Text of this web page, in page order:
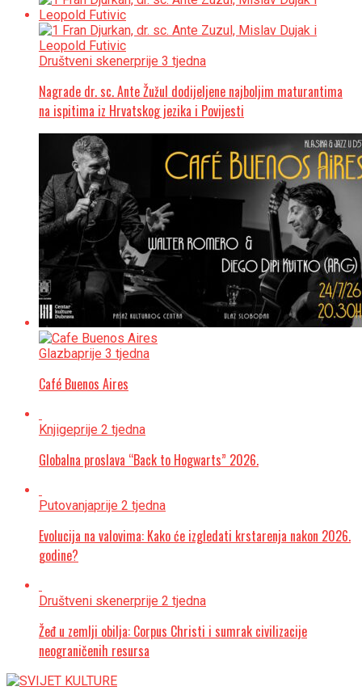
Društveni skenerprije 3 tjedna
Nagrade dr. sc. Ante Žužul dodijeljene najboljim maturantima
na ispitima iz Hrvatskog jezika i Povijesti
Glazbaprije 3 tjedna
Café Buenos Aires
Knjigeprije 2 tjedna
Globalna proslava “Back to Hogwarts” 2026.
Putovanjaprije 2 tjedna
Evolucija na valovima: Kako će izgledati krstarenja nakon 2026.
godine?
Društveni skenerprije 2 tjedna
Žeđ u zemlji obilja: Corpus Christi i sumrak civilizacije
neograničenih resursa